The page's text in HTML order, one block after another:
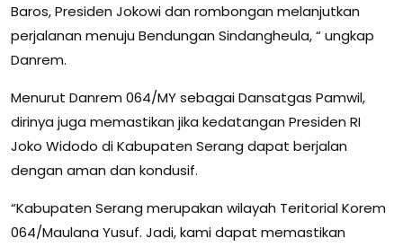
Baros, Presiden Jokowi dan rombongan melanjutkan
perjalanan menuju Bendungan Sindangheula, “ ungkap
Danrem.
Menurut Danrem 064/MY sebagai Dansatgas Pamwil,
dirinya juga memastikan jika kedatangan Presiden RI
Joko Widodo di Kabupaten Serang dapat berjalan
dengan aman dan kondusif.
“Kabupaten Serang merupakan wilayah Teritorial Korem
064/Maulana Yusuf. Jadi, kami dapat memastikan